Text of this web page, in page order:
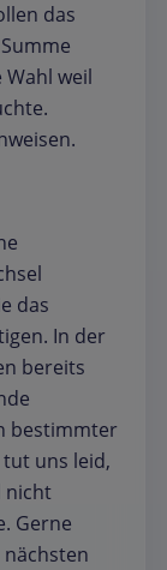
das
weil
das
In der
bereits
bestimmter
uns leid,
nicht
Gerne